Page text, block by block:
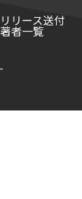
リース送付
著者一覧